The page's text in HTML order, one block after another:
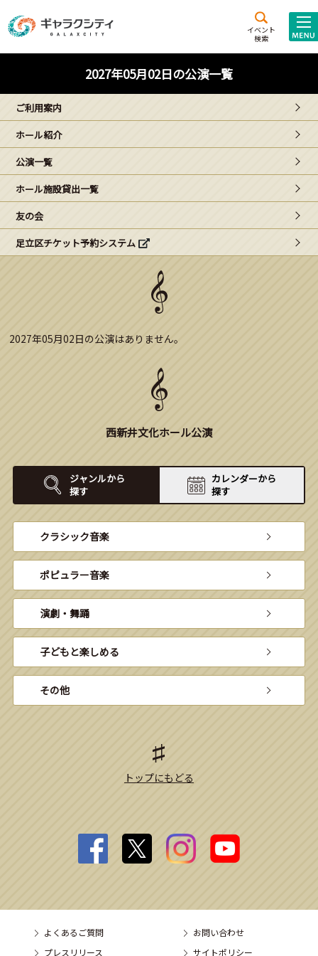
イベント
検索
施設案内
西新井
文化ホール
ギャラクシティとは
こどもみーてぃんぐ
Gがくえん
ブランドからのお知らせ
2027年05月02日の公演一覧
ご利用案内
ホール紹介
公演一覧
ホール施設貸出一覧
友の会
足立区チケット予約システム
2027年05月02日の公演はありません。
西新井文化ホール公演
ジャンルから
探す
カレンダーから
探す
クラシック音楽
ポピュラー音楽
演劇・舞踊
子どもと楽しめる
その他
トップにもどる
よくあるご質問
お問い合わせ
プレスリリース
サイトポリシー